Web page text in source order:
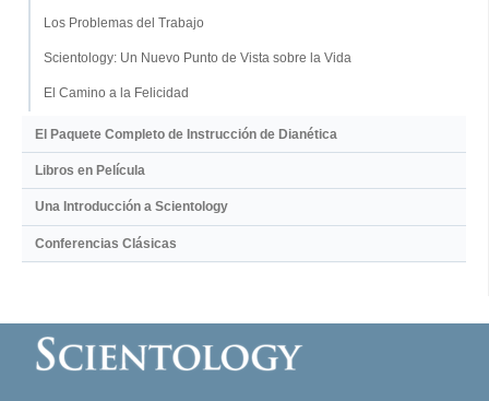
Los Problemas del Trabajo
Scientology: Un Nuevo Punto de Vista sobre la Vida
El Camino a la Felicidad
El Paquete Completo de Instrucción de Dianética
Libros en Película
Una Introducción a Scientology
Conferencias Clásicas